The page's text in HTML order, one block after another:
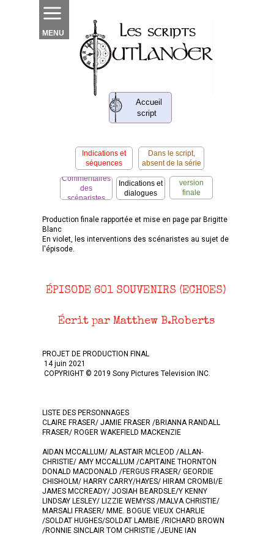
MENU
Production finale rapportée et mise en page par Brigitte
Blanc
En violet, les interventions des scénaristes au sujet de
l'épisode.
ÉPISODE 601 SOUVENIRS (ECHOES)
Écrit par Matthew B.Roberts
PROJET DE PRODUCTION FINAL
14 juin 2021
COPYRIGHT © 2019 Sony Pictures Television INC.
LISTE DES PERSONNAGES
CLAIRE FRASER/ JAMIE FRASER /BRIANNA RANDALL
FRASER/ ROGER WAKEFIELD MACKENZIE
AIDAN MCCALLUM/ ALASTAIR MCLEOD /ALLAN-
CHRISTIE/ AMY MCCALLUM /CAPITAINE THORNTON
DONALD MACDONALD /FERGUS FRASER/ GEORDIE
CHISHOLM/ HARRY CARRY/HAYES/ HIRAM CROMBI/E
JAMES MCCREADY/ JOSIAH BEARDSLE/Y KENNY
LINDSAY LESLEY/ LIZZIE WEMYSS /MALVA CHRISTIE/
MARSALI FRASER/ MME. BOGUE VIEUX CHARLIE
/SOLDAT HUGHES/SOLDAT LAMBIE /RICHARD BROWN
/RONNIE SINCLAIR TOM CHRISTIE /JEUNE IAN
Accueil
script
Dans la
version
finale
uniquement
Commentaires
des
scénaristes
Indications et
séquences
Dans le script,
absent de la série
Indications et
dialogues